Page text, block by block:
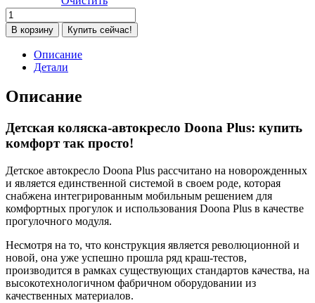
Количество
товара
Коляска-
автокресло
Doona
Flame
Red
В корзину Купить сейчас!
Описание
Детали
Описание
Детская коляска-автокресло Doona Plus: купить
комфорт так просто!
Детское автокресло Doona Plus рассчитано на новорожденных
и является единственной системой в своем роде, которая
снабжена интегрированным мобильным решением для
комфортных прогулок и использования Doona Plus в качестве
прогулочного модуля.
Несмотря на то, что конструкция является революционной и
новой, она уже успешно прошла ряд краш-тестов,
производится в рамках существующих стандартов качества, на
высокотехнологичном фабричном оборудовании из
качественных материалов.